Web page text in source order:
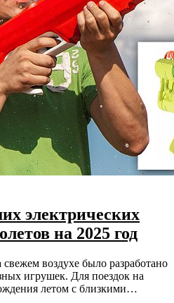
электрических
на 2025 год
воздухе было разработано
игрушек. Для поездок на
летом с близкими…